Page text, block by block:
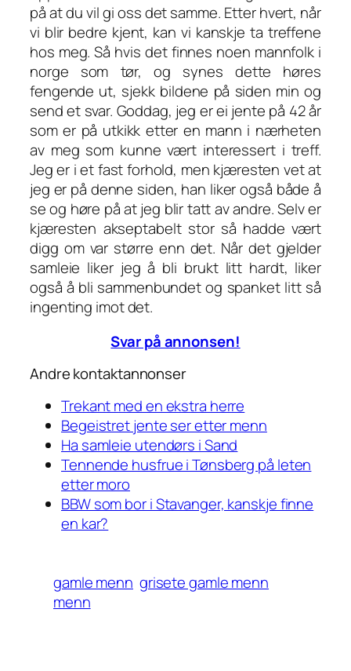
på at du vil gi oss det samme. Etter hvert, når
vi blir bedre kjent, kan vi kanskje ta treffene
hos meg. Så hvis det finnes noen mannfolk i
norge som tør, og synes dette høres
fengende ut, sjekk bildene på siden min og
send et svar. Goddag, jeg er ei jente på 42 år
som er på utkikk etter en mann i nærheten
av meg som kunne vært interessert i treff.
Jeg er i et fast forhold, men kjæresten vet at
jeg er på denne siden, han liker også både å
se og høre på at jeg blir tatt av andre. Selv er
kjæresten akseptabelt stor så hadde vært
digg om var større enn det. Når det gjelder
samleie liker jeg å bli brukt litt hardt, liker
også å bli sammenbundet og spanket litt så
ingenting imot det.
Svar på annonsen!
Andre kontaktannonser
Trekant med en ekstra herre
Begeistret jente ser etter menn
Ha samleie utendørs i Sand
Tennende husfrue i Tønsberg på leten
etter moro
BBW som bor i Stavanger, kanskje finne
en kar?
gamle menn grisete gamle menn
menn